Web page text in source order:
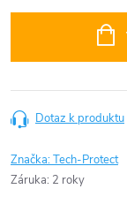
Dotaz k produktu
Značka:Tech-Protect
Záruka: 2 roky